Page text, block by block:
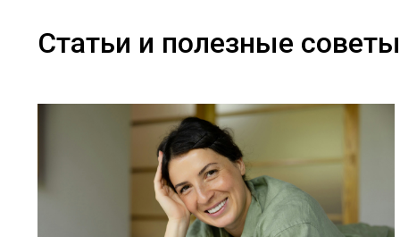
Статьи и полезные советы